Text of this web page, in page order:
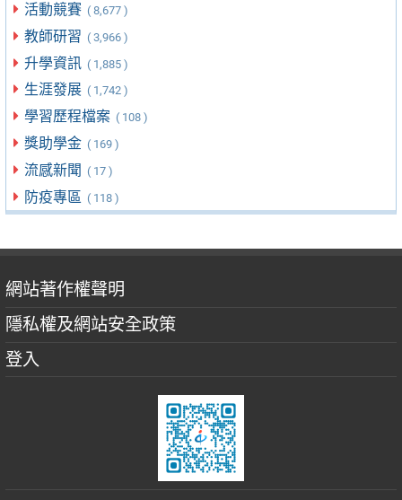
活動競賽 ( 8,677 )
教師研習 ( 3,966 )
升學資訊 ( 1,885 )
生涯發展 ( 1,742 )
學習歷程檔案 ( 108 )
獎助學金 ( 169 )
流感新聞 ( 17 )
防疫專區 ( 118 )
網站著作權聲明
隱私權及網站安全政策
登入